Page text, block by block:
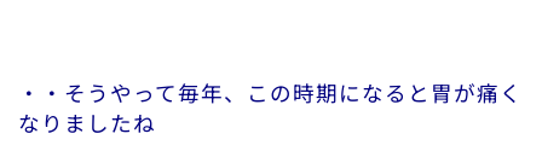
・・そうやって毎年、この時期になると胃が痛く
なりましたね